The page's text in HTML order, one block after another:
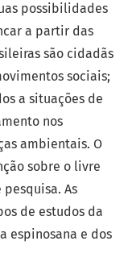
possibilidades
a partir das
são cidadãs
sociais;
a situações de
nos
ambientais. O
sobre o livre
As
de estudos da
espinosana e dos